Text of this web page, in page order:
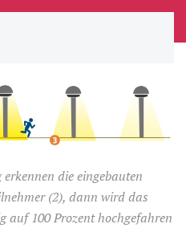
die eingebauten
(2), dann wird das
auf 100 Prozent hochgefahren